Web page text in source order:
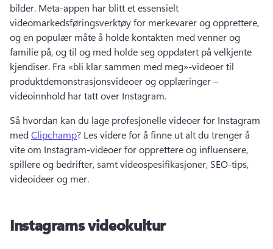
bilder. Meta-appen har blitt et essensielt
videomarkedsføringsverktøy for merkevarer og opprettere,
og en populær måte å holde kontakten med venner og
familie på, og til og med holde seg oppdatert på velkjente
kjendiser. Fra «bli klar sammen med meg»-videoer til
produktdemonstrasjonsvideoer og opplæringer –
videoinnhold har tatt over Instagram.
Så hvordan kan du lage profesjonelle videoer for Instagram
med Clipchamp? Les videre for å finne ut alt du trenger å
vite om Instagram-videoer for opprettere og influensere,
spillere og bedrifter, samt videospesifikasjoner, SEO-tips,
videoideer og mer.
Instagrams videokultur